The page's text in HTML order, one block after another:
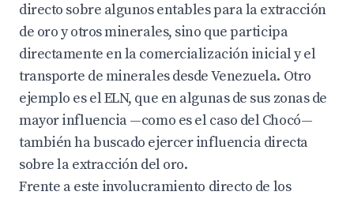
directo sobre algunos entables para la extracción
de oro y otros minerales, sino que participa
directamente en la comercialización inicial y el
transporte de minerales desde Venezuela. Otro
ejemplo es el ELN, que en algunas de sus zonas de
mayor influencia —como es el caso del Chocó—
también ha buscado ejercer influencia directa
sobre la extracción del oro.
Frente a este involucramiento directo de los